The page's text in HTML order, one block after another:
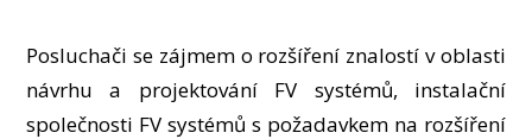
Posluchači se zájmem o rozšíření znalostí v oblasti
návrhu a projektování FV systémů, instalační
společnosti FV systémů s požadavkem na rozšíření